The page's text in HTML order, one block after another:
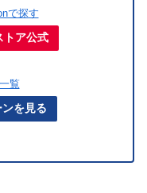
で探す
ア公式
覧
を見る